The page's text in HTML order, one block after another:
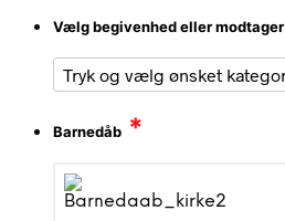
Vælg begivenhed eller modtager
Barnedåb *